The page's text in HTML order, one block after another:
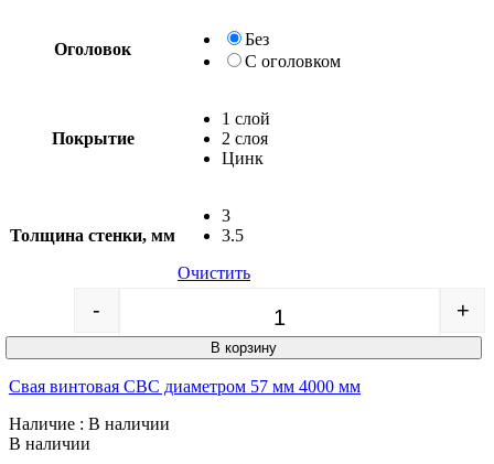
Оголовок
Без
С оголовком
Покрытие
1 слой
2 слоя
Цинк
Толщина стенки, мм
3
3.5
Очистить
Quantity
- +
В корзину
Свая винтовая СВС диаметром 57 мм 4000 мм
Наличие : В наличии
В наличии